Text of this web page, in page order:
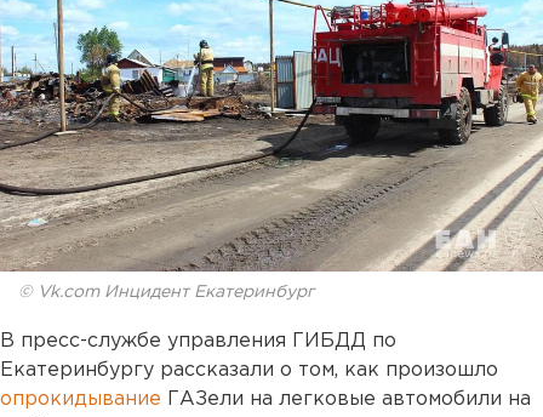
© Vk.com Инцидент Екатеринбург
В пресс-службе управления ГИБДД по
Екатеринбургу рассказали о том, как произошло
опрокидывание ГАЗели на легковые автомобили на